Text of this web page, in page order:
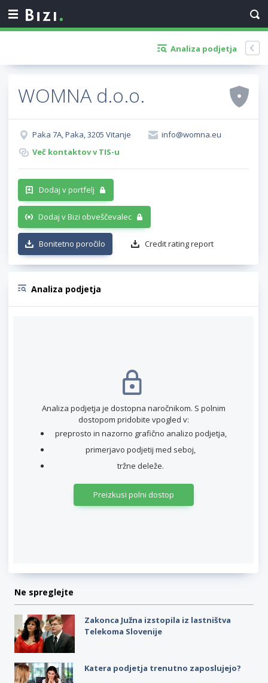
Analiza podjetja
WOMNA d.o.o.
Paka 7A, Paka, 3205 Vitanje
info@womna.eu
Več kontaktov v TIS-u
Dodaj v portfelj
Dodaj v Bizi obveščevalec
Bonitetno poročilo Credit rating report
Analiza podjetja
Analiza podjetja je dostopna naročnikom. S polnim
dostopom pridobite vpogled v:
preprosto in nazorno grafično analizo podjetja,
primerjavo podjetij med seboj,
tržne deleže.
Preizkusi polni dostop
Ne spreglejte
Zakonca Južna izstopila iz lastništva
Telekoma Slovenije
Katera podjetja trenutno zaposlujejo?